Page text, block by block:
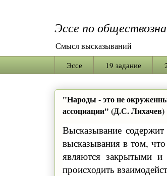
Эссе по
Смысл высказываний
Эссе 19 задание
"Народы - это не
ассоциации" (Д.С. Лихачев)
Высказывание
высказывания в том,
являются закрытыми
происходить